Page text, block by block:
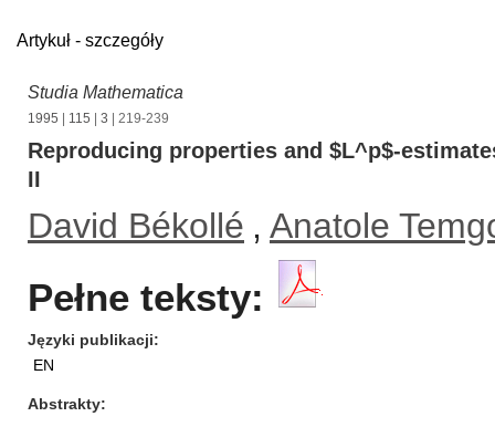
Artykuł - szczegóły
Studia Mathematica
1995 115 3 | 219-239
Reproducing properties and $L^p$-
II
David Békollé , Anatole
Pełne teksty:
Języki publikacji
EN
Abstrakty